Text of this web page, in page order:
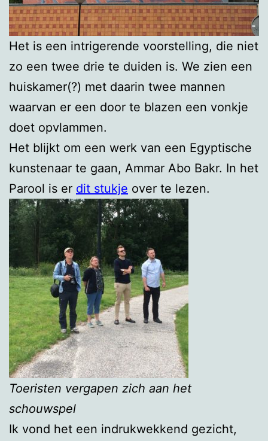
Het is een intrigerende voorstelling, die niet
zo een twee drie te duiden is. We zien een
huiskamer(?) met daarin twee mannen
waarvan er een door te blazen een vonkje
doet opvlammen.
Het blijkt om een werk van een Egyptische
kunstenaar te gaan, Ammar Abo Bakr. In het
Parool is er dit stukje over te lezen.
Toeristen vergapen zich aan het
schouwspel
Ik vond het een indrukwekkend gezicht,